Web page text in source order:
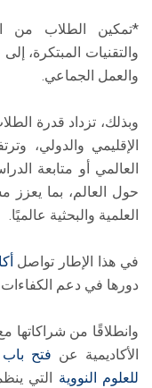
*تمكين الطلاب من
والتقنيات المبتكرة،
والعمل الجماعي.
وبذلك، تزداد قدرة
الإقليمي والدولي،
العالمي أو متابعة
حول العالم، بما يعزز
العلمية والبحثية عالميًا.
في هذا الإطار تواصل
دورها في دعم الكفاءات
وانطلاقًا من شراكاتها
الأكاديمية عن فتح باب
للعلوم النووية
التي